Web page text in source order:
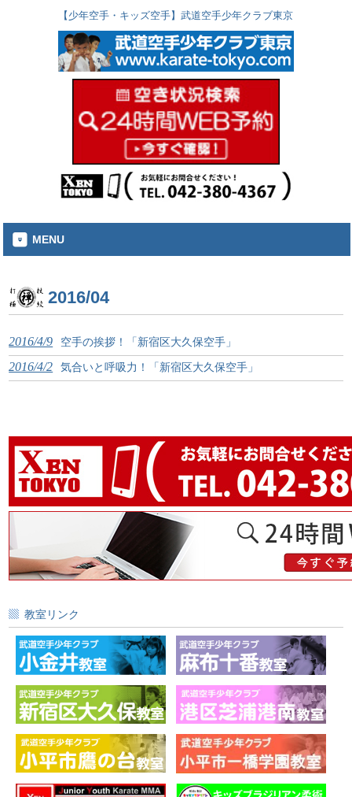
【少年空手・キッズ空手】武道空手少年クラブ東京
MENU
2016/04
2016/4/9 空手の挨拶！「新宿区大久保空手」
2016/4/2 気合いと呼吸力！「新宿区大久保空手」
教室リンク